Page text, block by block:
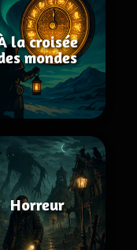
la croisée
mondes
Horreur